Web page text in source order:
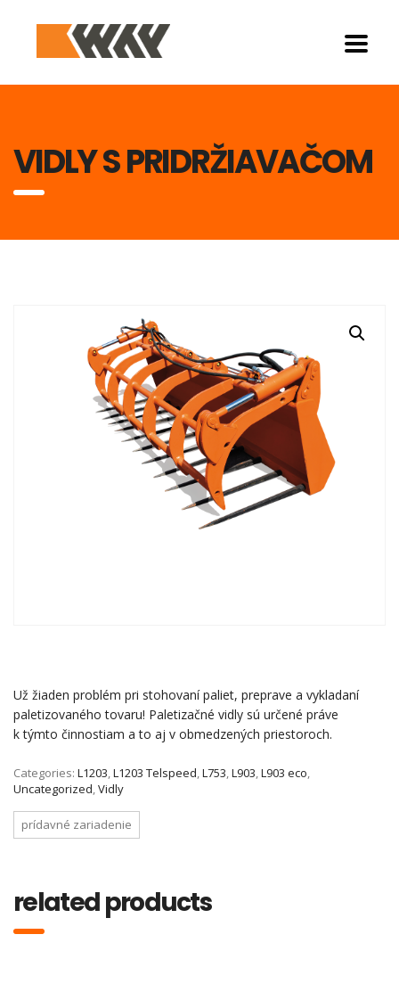
VIDLY S PRIDRŽIAVAČOM
Už žiaden problém pri stohovaní paliet, preprave a vykladaní
paletizovaného tovaru! Paletizačné vidly sú určené práve
k týmto činnostiam a to aj v obmedzených priestoroch.
Categories: L1203,L1203 Telspeed,L753,L903,L903 eco,
Uncategorized,Vidly
prídavné zariadenie
related products